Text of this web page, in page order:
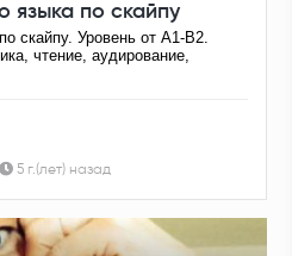
языка по скайпу
скайпу. Уровень от А1-В2.
чтение, аудирование,
5 г.(лет) назад